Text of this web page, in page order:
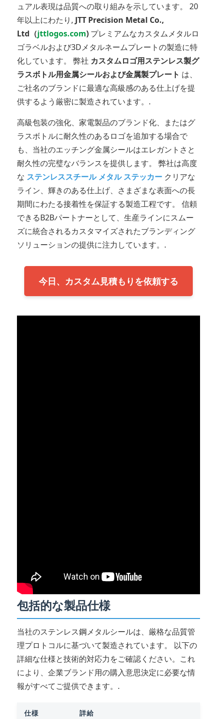
ュアル表現は品質への取り組みを示しています。 20
年以上にわたり, JTT Precision Metal Co.,
Ltd（jttlogos.com) プレミアムなカスタムメタルロ
ゴラベルおよび3Dメタルネームプレートの製造に特
化しています。 弊社 カスタムロゴ用ステンレス製グ
ラスボトル用金属シールおよび金属製プレート は、
ご社名のブランドに最適な高級感のある仕上げを提
供するよう厳密に製造されています。.
高級包装の強化、家電製品のブランド化、またはグ
ラスボトルに耐久性のあるロゴを追加する場合で
も、当社のエッチング金属シールはエレガントさと
耐久性の完璧なバランスを提供します。 弊社は高度
な ステンレススチール メタル ステッカー クリアな
ライン、輝きのある仕上げ、さまざまな表面への長
期間にわたる接着性を保証する製造工程です。 信頼
できるB2Bパートナーとして、生産ラインにスムー
ズに統合されるカスタマイズされたブランディング
ソリューションの提供に注力しています。.
今日、カスタム見積もりを依頼する
包括的な製品仕様
当社のステンレス鋼メタルシールは、厳格な品質管
理プロトコルに基づいて製造されています。 以下の
詳細な仕様と技術的対応力をご確認ください。これ
により、企業ブランド用の購入意思決定に必要な情
報がすべてご提供できます。.
仕様 詳給